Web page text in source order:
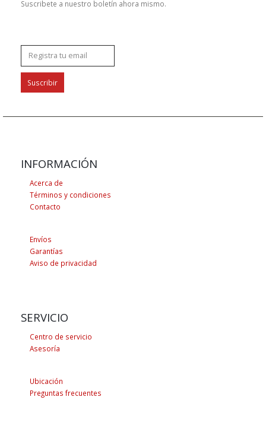
Suscribete a nuestro boletín ahora mismo.
INFORMACIÓN
Acerca de
Términos y condiciones
Contacto
Envíos
Garantías
Aviso de privacidad
SERVICIO
Centro de servicio
Asesoría
Ubicación
Preguntas frecuentes